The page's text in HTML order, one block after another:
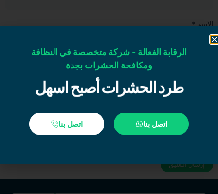
الاسم *
البريد الإلكتروني*
الموقع الإلكتروني
احفظ اسمي، بريدي الإلكتروني، والموقع الإلكتروني في هذا المتصفح
الرقابة الفعالة - شركة متخصصة في النظافة
ومكافحة الحشرات بجدة
طرد الحشرات أصبح اسهل
اتصل بنا اتصل بنا